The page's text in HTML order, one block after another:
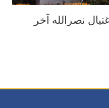
نصرالله آخر